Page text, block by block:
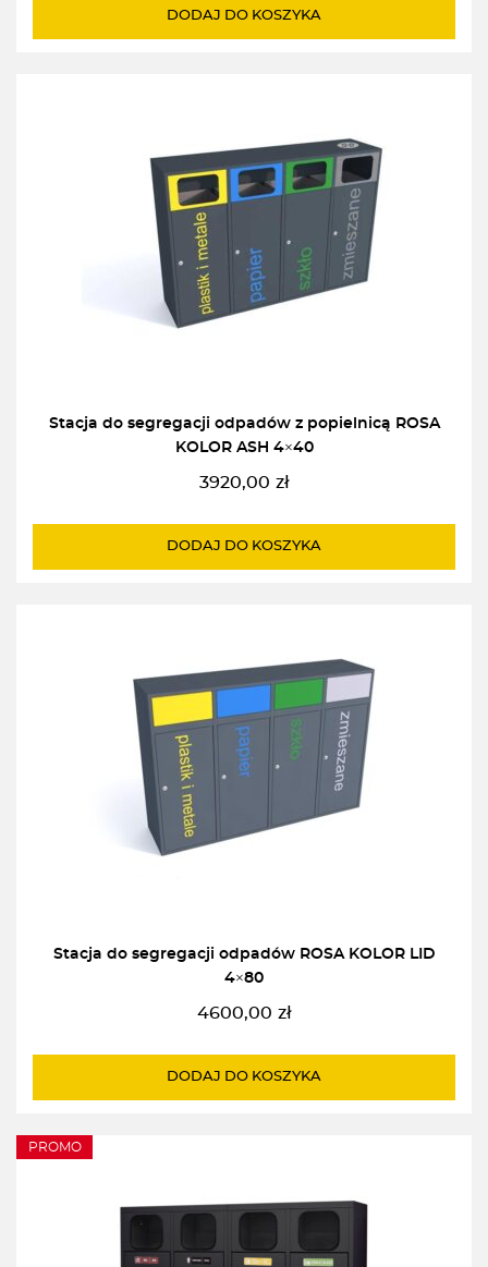
DODAJ DO KOSZYKA
Stacja do segregacji odpadów z popielnicą ROSA
KOLOR ASH 4×40
3920,00 zł
DODAJ DO KOSZYKA
Stacja do segregacji odpadów ROSA KOLOR LID
4×80
4600,00 zł
DODAJ DO KOSZYKA
PROMO